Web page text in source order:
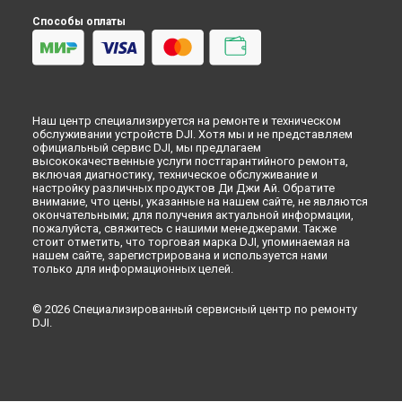
Способы оплаты
Наш центр специализируется на ремонте и техническом
обслуживании устройств DJI. Хотя мы и не представляем
официальный сервис DJI, мы предлагаем
высококачественные услуги постгарантийного ремонта,
включая диагностику, техническое обслуживание и
настройку различных продуктов Ди Джи Ай. Обратите
внимание, что цены, указанные на нашем сайте, не являются
окончательными; для получения актуальной информации,
пожалуйста, свяжитесь с нашими менеджерами. Также
стоит отметить, что торговая марка DJI, упоминаемая на
нашем сайте, зарегистрирована и используется нами
только для информационных целей.
© 2026 Специализированный сервисный центр по ремонту
DJI.